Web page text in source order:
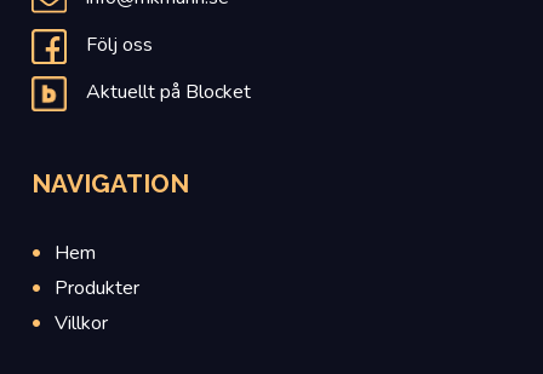
Följ oss
Aktuellt på Blocket
NAVIGATION
Hem
Produkter
Villkor